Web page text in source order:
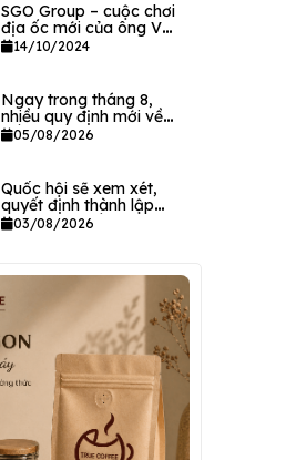
SGO Group – cuộc chơi
địa ốc mới của ông Vũ
Kim Giang
14/10/2024
Ngay trong tháng 8,
nhiều quy định mới về
đất đai có hiệu lực
05/08/2026
Quốc hội sẽ xem xét,
quyết định thành lập
hai thành phố trực
03/08/2026